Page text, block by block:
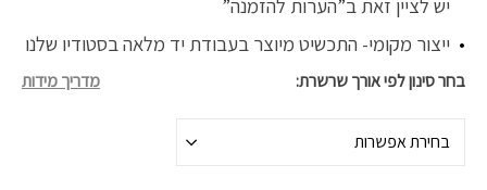
יש לציין זאת ב”הערות להזמנה”
ייצור מקומי- התכשיט מיוצר בעבודת יד מלאה בסטודיו שלנו
בחר סינון לפי אורך שרשרת מדריך מידות
בחירת אפשרות